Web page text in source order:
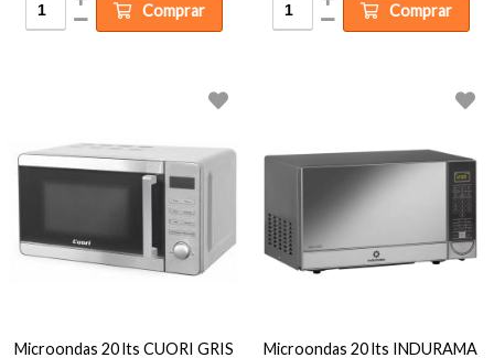
Comprar Comprar
Microondas 20 lts CUORI GRIS Microondas 20 lts INDURAMA